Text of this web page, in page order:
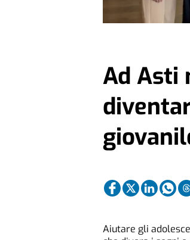
Ad Asti
Aiutare gli